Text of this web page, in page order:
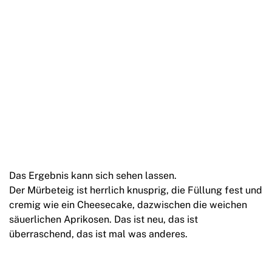
Das Ergebnis kann sich sehen lassen.
Der Mürbeteig ist herrlich knusprig, die Füllung fest und
cremig wie ein Cheesecake, dazwischen die weichen
säuerlichen Aprikosen. Das ist neu, das ist
überraschend, das ist mal was anderes.